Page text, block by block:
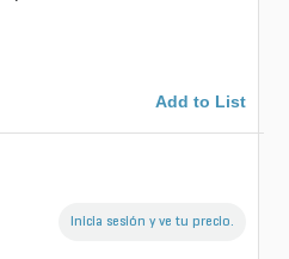
Add to List
Inicia sesión y ve tu precio.